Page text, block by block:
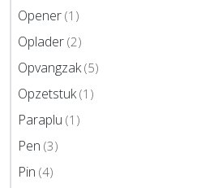
Opener (1)
Oplader (2)
Opvangzak(5)
Opzetstuk(1)
Paraplu (1)
Pen (3)
Pin (4)